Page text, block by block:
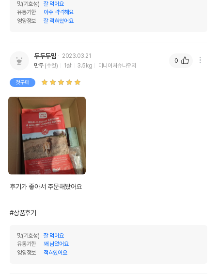
맛(기호성)
잘 먹어요
유통기한
아주 넉넉해요
영양정보
잘 적혀있어요
두두두맘
2023.03.21
만두 (수컷) 1살 3.5kg 미니어처슈나우저
첫구매
후기가 좋아서 주문해봤어요
#상품후기
맛(기호성)
잘 먹어요
유통기한
꽤 남았어요
영양정보
적혀있어요
0